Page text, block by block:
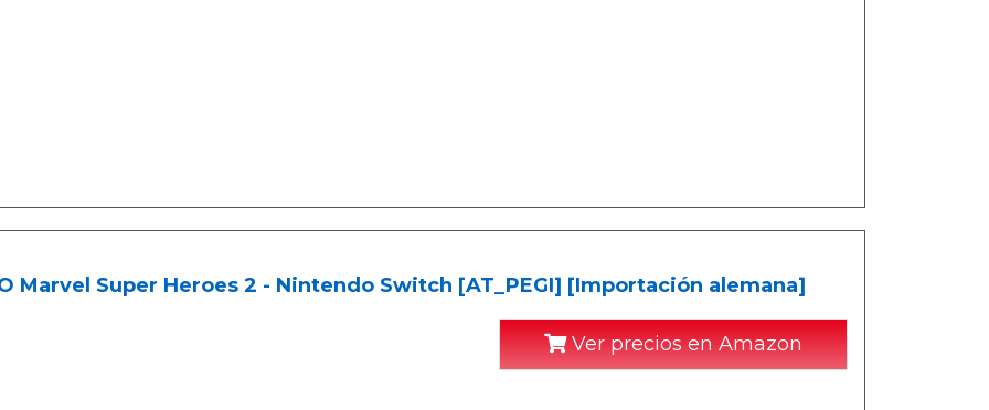
Marvel Super Heroes 2 - Nintendo Switch [AT_PEGI] [Importación alemana]
Ver precios en Amazon